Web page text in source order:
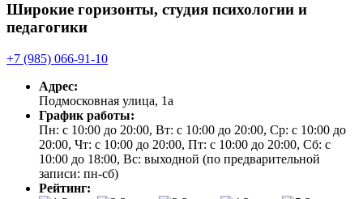
Широкие горизонты, студия психологии и
педагогики
+7 (985) 066-91-10
Адрес:
Подмосковная улица, 1а
График работы:
Пн: с 10:00 до 20:00, Вт: с 10:00 до 20:00, Ср: с 10:00 до
20:00, Чт: с 10:00 до 20:00, Пт: с 10:00 до 20:00, Сб: с
10:00 до 18:00, Вс: выходной (по предварительной
записи: пн-сб)
Рейтинг: